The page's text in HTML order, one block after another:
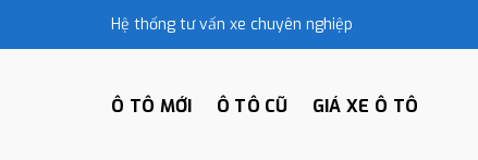
Hệ thống tư vấn xe chuyên nghiệp
Ô TÔ MỚI Ô TÔ CŨ GIÁ XE Ô TÔ